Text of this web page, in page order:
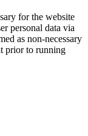
for the website
personal data via
as non-necessary
prior to running